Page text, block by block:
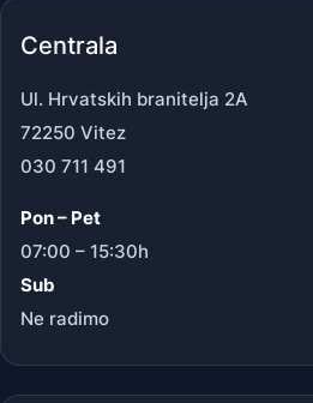
Centrala
Ul. Hrvatskih branitelja 2A
72250 Vitez
030 711 491
Pon – Pet
07:00 – 15:30h
Sub
Ne radimo